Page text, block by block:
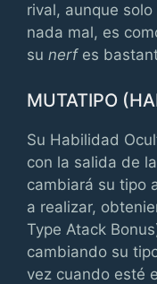
rival, aunque
nada mal, es
su nerfes
MUTATIPO
Su Habilidad
con la salida de
cambiará su tipo
a realizar,
Type Atack
cambiando su
vez cuando esté